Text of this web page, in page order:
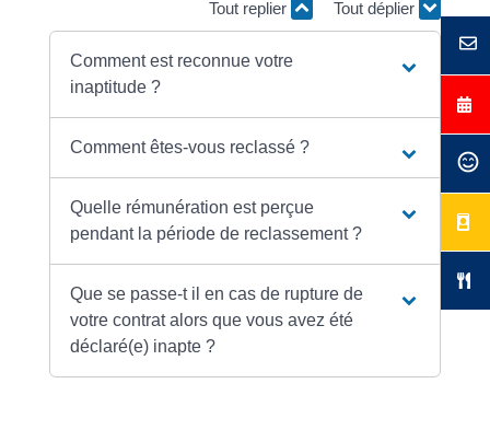
Tout replier Tout déplier
Comment est reconnue votre
inaptitude ?
Comment êtes-vous reclassé ?
Quelle rémunération est perçue
pendant la période de reclassement ?
Que se passe-t il en cas de rupture de
votre contrat alors que vous avez été
déclaré(e) inapte ?